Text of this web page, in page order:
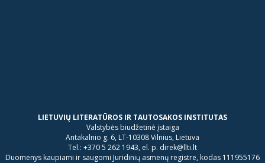
LIETUVIŲ LITERATŪROS IR TAUTOSAKOS INSTITUTAS
Valstybės biudžetinė įstaiga
Antakalnio g. 6, LT-10308 Vilnius, Lietuva
Tel.: +370 5 262 1943, el. p. direk@llti.lt
Duomenys kaupiami ir saugomi Juridinių asmenų registre, kodas 111955176